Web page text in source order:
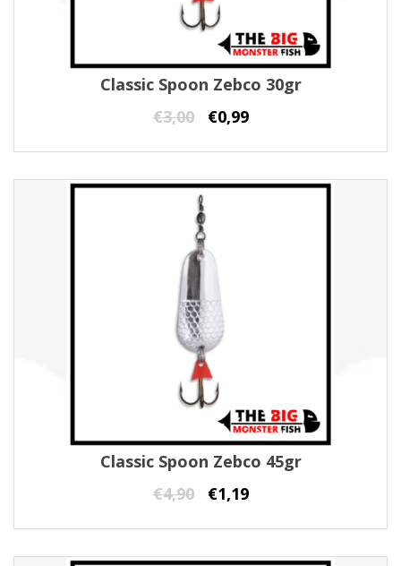
Classic Spoon Zebco 30gr
€3,00 €0,99
Classic Spoon Zebco 45gr
€4,90 €1,19